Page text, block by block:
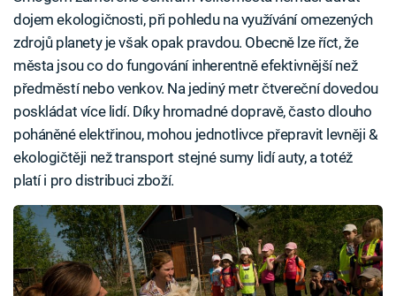
dojem ekologičnosti, při pohledu na využívání omezených
zdrojů planety je však opak pravdou. Obecně lze říct, že
města jsou co do fungování inherentně efektivnější než
předměstí nebo venkov. Na jediný metr čtvereční dovedou
poskládat více lidí. Díky hromadné dopravě, často dlouho
poháněné elektřinou, mohou jednotlivce přepravit levněji &
ekologičtěji než transport stejné sumy lidí auty, a totéž
platí i pro distribuci zboží.